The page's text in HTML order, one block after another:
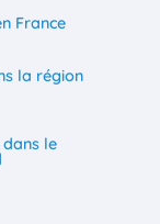
France
la région
le